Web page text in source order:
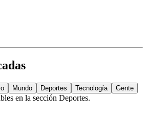
Mundo Deportes Tecnología Gente
en la sección Deportes.